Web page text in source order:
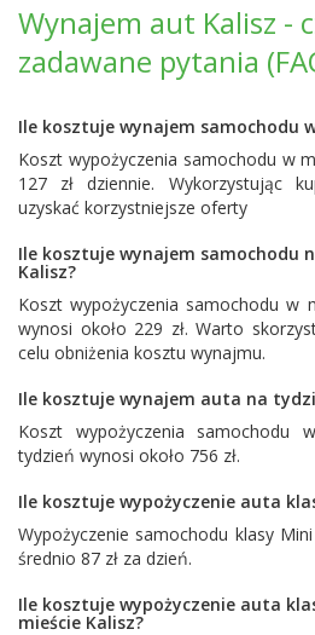
Wynajem aut Kalisz -
zadawane pytania
Ile kosztuje wynajem samochodu
Koszt wypożyczenia samochodu w
127 zł dziennie. Wykorzystując
uzyskać korzystniejsze oferty
Ile kosztuje wynajem samochodu
Kalisz?
Koszt wypożyczenia samochodu w
wynosi około 229 zł. Warto
celu obniżenia kosztu wynajmu.
Ile kosztuje wynajem auta na
Koszt wypożyczenia samochodu
tydzień wynosi około 756 zł.
Ile kosztuje wypożyczenie auta
Wypożyczenie samochodu klasy
średnio 87 zł za dzień.
Ile kosztuje wypożyczenie auta
mieście Kalisz?